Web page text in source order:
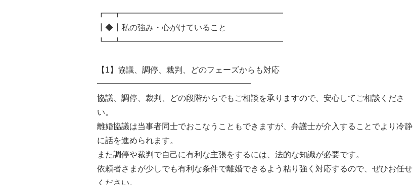
┏━┳━━━━━━━━━━━━━━━━━━━━
┃◆┃私の強み・心がけていること
┗━┻━━━━━━━━━━━━━━━━━━━━
【1】協議、調停、裁判、どのフェーズからも対応
━━━━━━━━━━━━━━━━━━━
協議、調停、裁判、どの段階からでもご相談を承りますので、安心してご相談くださ
い。
離婚協議は当事者同士でおこなうこともできますが、弁護士が介入することでより冷静
に話を進められます。
また調停や裁判で自己に有利な主張をするには、法的な知識が必要です。
依頼者さまが少しでも有利な条件で離婚できるよう粘り強く対応するので、ぜひお任せ
ください。